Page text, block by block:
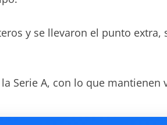
y se llevaron el punto
Serie A, con lo que